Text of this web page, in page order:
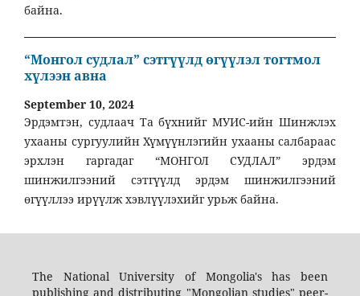
байна.
“Монгол судлал” сэтгүүлд өгүүлэл тогтмол
хүлээн авна
September 10, 2024
Эрдэмтэн, судлаач Та бүхнийг МУИС-ийн Шинжлэх
ухааны сургуулийн Хүмүүнлэгийн ухааны салбараас
эрхлэн гаргадаг “МОНГОЛ СУДЛАЛ” эрдэм
шинжилгээний сэтгүүлд эрдэм шинжилгээний
өгүүллээ ирүүлж хэвлүүлэхийг урьж байна.
The National University of Mongolia's has been
publishing and distributing "Mongolian studies" peer-